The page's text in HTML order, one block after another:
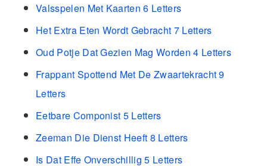
Valsspelen Met Kaarten 6 Letters
Het Extra Eten Wordt Gebracht 7 Letters
Oud Potje Dat Gezien Mag Worden 4 Letters
Frappant Spottend Met De Zwaartekracht 9
Letters
Eetbare Componist 5 Letters
Zeeman Die Dienst Heeft 8 Letters
Is Dat Effe Onverschillig 5 Letters